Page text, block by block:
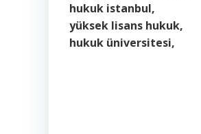
hukuk istanbul,
yüksek lisans hukuk,
hukuk üniversitesi,